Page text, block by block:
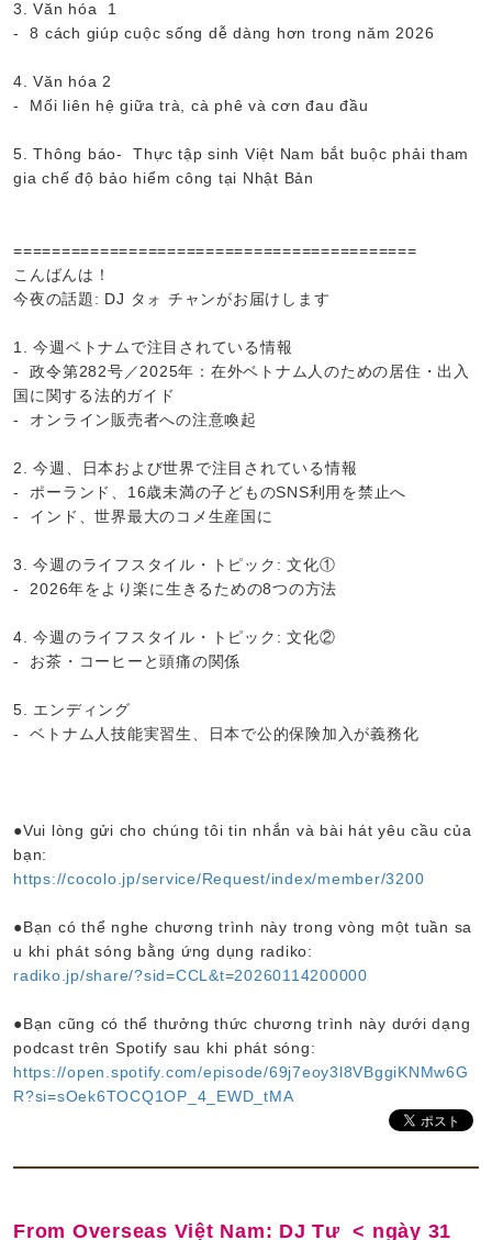
3. Văn hóa 1
- 8 cách giúp cuộc sống dễ dàng hơn trong năm 2026
4. Văn hóa 2
- Mối liên hệ giữa trà, cà phê và cơn đau đầu
5. Thông báo- Thực tập sinh Việt Nam bắt buộc phải tham
gia chế độ bảo hiểm công tại Nhật Bản
==========================================
こんばんは！
今夜の話題: DJ タォ チャンがお届けします
1. 今週ベトナムで注目されている情報
- 政令第282号／2025年：在外ベトナム人のための居住・出入
国に関する法的ガイド
- オンライン販売者への注意喚起
2. 今週、日本および世界で注目されている情報
- ポーランド、16歳未満の子どものSNS利用を禁止へ
- インド、世界最大のコメ生産国に
3. 今週のライフスタイル・トピック: 文化①
- 2026年をより楽に生きるための8つの方法
4. 今週のライフスタイル・トピック: 文化②
- お茶・コーヒーと頭痛の関係
5. エンディング
- ベトナム人技能実習生、日本で公的保険加入が義務化
●Vui lòng gửi cho chúng tôi tin nhắn và bài hát yêu cầu của
bạn:
https://cocolo.jp/service/Request/index/member/3200
●Bạn có thể nghe chương trình này trong vòng một tuần sa
u khi phát sóng bằng ứng dụng radiko:
radiko.jp/share/?sid=CCL&t=20260114200000
●Bạn cũng có thể thưởng thức chương trình này dưới dạng
podcast trên Spotify sau khi phát sóng:
https://open.spotify.com/episode/69j7eoy3l8VBggiKNMw6G
R?si=sOek6TOCQ1OP_4_EWD_tMA
From Overseas Việt Nam: DJ Tư < ngày 31